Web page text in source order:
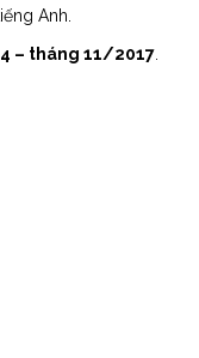
Anh.
– tháng 11/2017